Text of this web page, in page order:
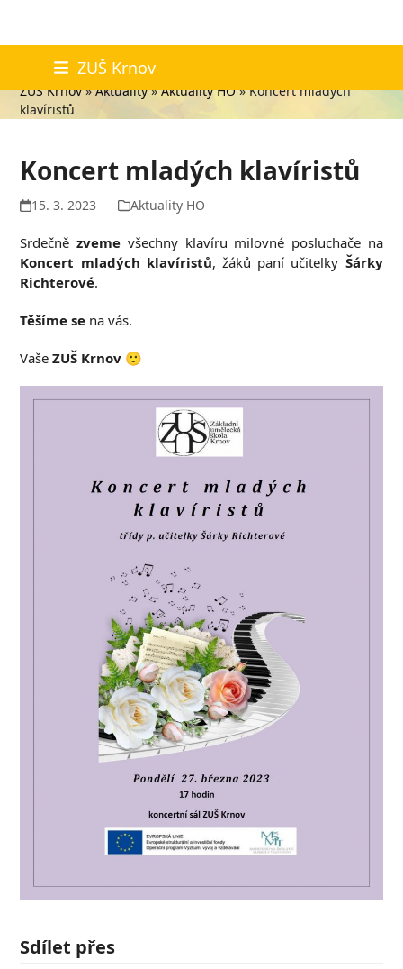
content
ZUŠ Krnov
Aktuality
ZUŠ Krnov»Aktuality»Aktuality HO»Koncert mladých
klavíristů
Koncert mladých klavíristů
15. 3. 2023 Aktuality HO
Srdečnězveme všechny klavíru milovné posluchače na
Koncert mladých klavíristů, žáků paní učitelky Šárky
Richterové.
Těšíme se na vás.
VašeZUŠ Krnov 🙂
Sdílet přes